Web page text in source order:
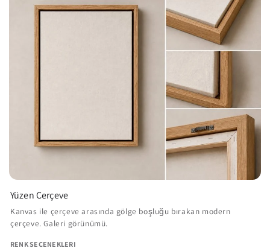
Yüzen Çerçeve
Kanvas ile çerçeve arasında gölge boşluğu bırakan modern
çerçeve. Galeri görünümü.
RENK SEÇENEKLERI